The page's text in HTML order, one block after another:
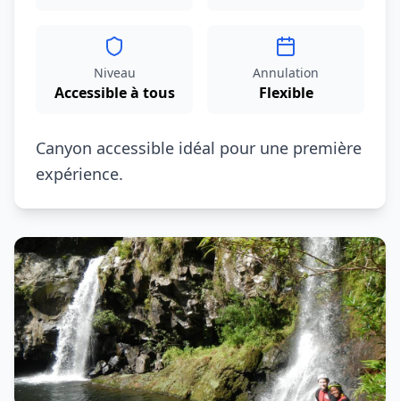
Niveau
Accessible à tous
Annulation
Flexible
Canyon accessible idéal pour une première
expérience.